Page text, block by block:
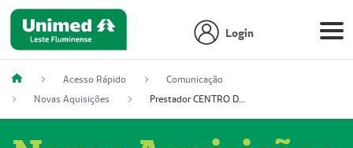
Login
Acesso Rápido
Comunicação
Novas Aquisições
Prestador CENTRO DE ONCOLOGIA